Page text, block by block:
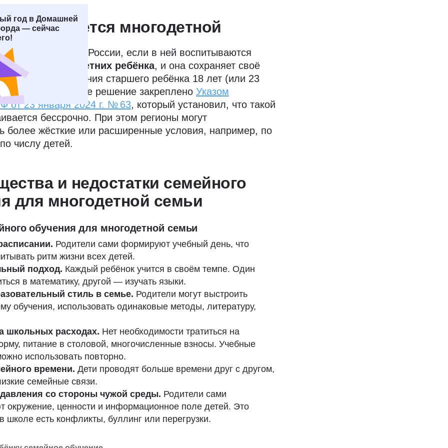
год в Домашней
— сейчассчитается многодетной
многодетной в России, если в ней воспитываются
несовершеннолетних ребёнка, и она сохраняет своё
до достижения старшего ребёнка 18 лет (или 23
обучении). Данное решение закреплено Указом
от 23 января 2024 г. № 63, который установил, что такой
бессрочно. При этом регионы могут
более жёсткие или расширенные условия, например, по
числу детей.
и недостатки семейного
для многодетной семьи
обучения для многодетной семьи
Родители сами формируют учебный день, что
ритм жизни всех детей.
подход. Каждый ребёнок учится в своём темпе. Один
в математику, другой — изучать языки.
стиль в семье. Родители могут выстроить
обучения, использовать одинаковые методы, литературу,
школьных расходах. Нет необходимости тратиться на
питание в столовой, многочисленные взносы. Учебные
использовать повторно.
времени. Дети проводят больше времени друг с другом,
семейные связи.
со стороны чужой среды. Родители сами
окружение, ценности и информационное поле детей. Это
школе есть конфликты, буллинг или перегрузки.